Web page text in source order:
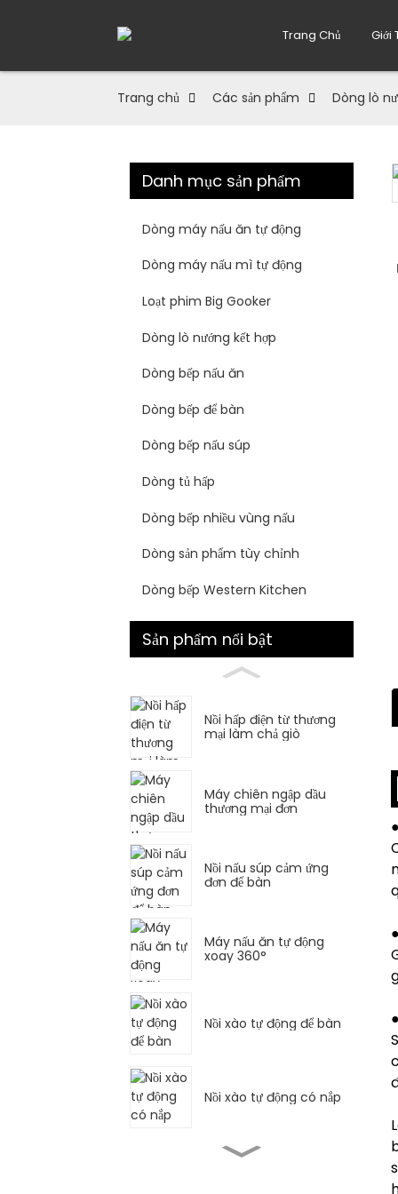
Trang Chủ Giới
Trang chủ Các sản phẩm Dòng lò
Danh mục sản phẩm
Dòng máy nấu ăn tự động
Dòng máy nấu mì tự động
Loạt phim Big Gooker
Dòng lò nướng kết hợp
Dòng bếp nấu ăn
Dòng bếp để bàn
Dòng bếp nấu súp
Dòng tủ hấp
Dòng bếp nhiều vùng nấu
Dòng sản phẩm tùy chỉnh
Dòng bếp Western Kitchen
Sản phẩm nổi bật
Nồi hấp điện từ thương
mại làm chả giò
Máy chiên ngập dầu
thương mại đơn
Nồi nấu súp cảm ứng
đơn để bàn
Máy nấu ăn tự động
xoay 360°
Nồi xào tự động để bàn
Nồi xào tự động có nắp
Loading...
Loading...